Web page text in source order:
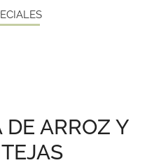
ARROZ Y